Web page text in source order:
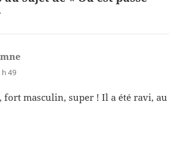
49
masculin, super ! Il a été ravi, au